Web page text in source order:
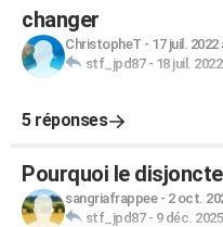
changer
ChristopheT - 17 juil. 2022
stf_jpd87- 18 juil.
5 réponses
Pourquoi le
sangriafrappee- 2 oct.
stf_jpd87- 9 déc.